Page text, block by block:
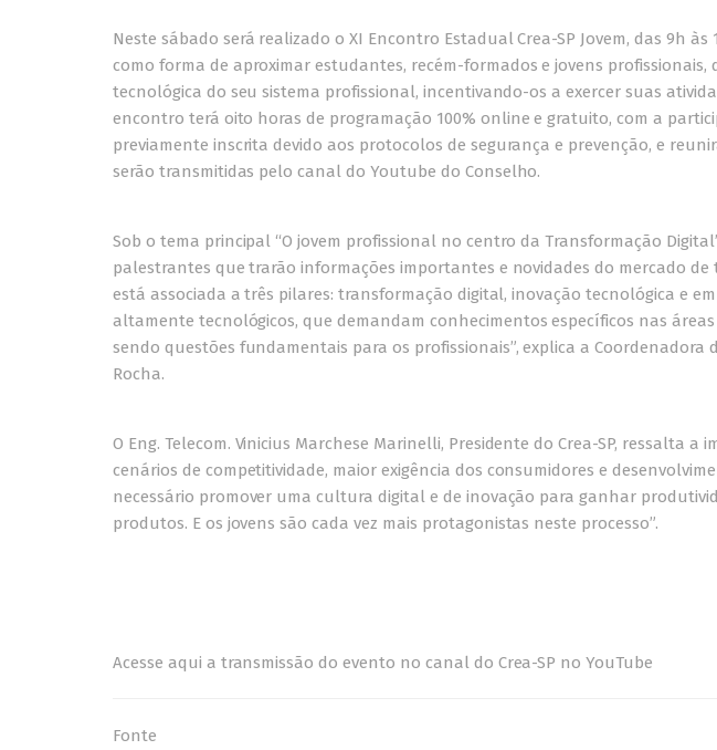
Neste sábado será realizado o XI Encontro Estadual Crea-SP Jovem, das 9h às
como forma de aproximar estudantes, recém-formados e jovens profissionais,
tecnológica do seu sistema profissional, incentivando-os a exercer suas
encontro terá oito horas de programação 100% online e gratuito, com a
previamente inscrita devido aos protocolos de segurança e prevenção, e
serão transmitidas pelo canal do Youtube do Conselho.
Sob o tema principal “O jovem profissional no centro da Transformação
palestrantes que trarão informações importantes e novidades do mercado de
está associada a três pilares: transformação digital, inovação tecnológica e
altamente tecnológicos, que demandam conhecimentos específicos nas áreas
sendo questões fundamentais para os profissionais”, explica a Coordenadora
Rocha.
O Eng. Telecom. Vinicius Marchese Marinelli, Presidente do Crea-SP, ressalta
cenários de competitividade, maior exigência dos consumidores e
necessário promover uma cultura digital e de inovação para ganhar
produtos. E os jovens são cada vez mais protagonistas neste processo”.
Acesse aqui a transmissão do evento no canal do Crea-SP no YouTube
Fonte